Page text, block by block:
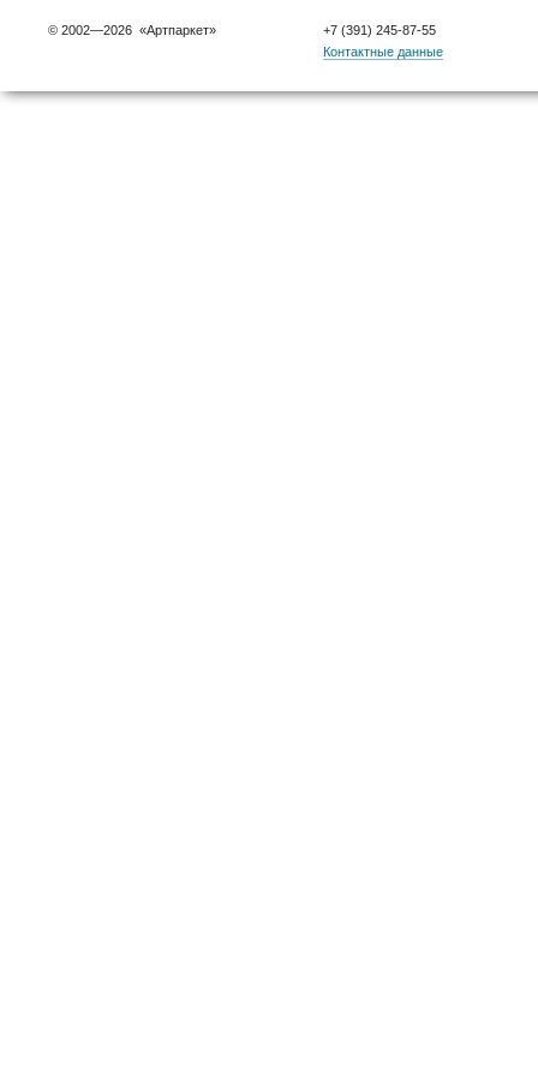
© 2002—2026 «Артпаркет»
+7 (391) 245-87-55
Контактные данные